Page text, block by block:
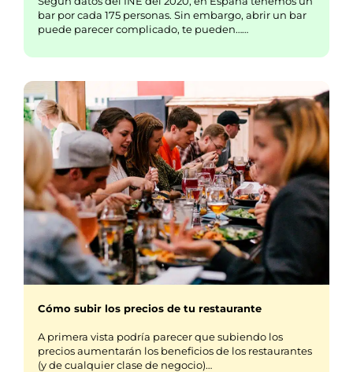
bar por cada 175 personas. Sin embargo, abrir un bar
puede parecer complicado, te pueden……
Cómo subir los precios de tu restaurante
A primera vista podría parecer que subiendo los
precios aumentarán los beneficios de los restaurantes
(y de cualquier clase de negocio)…